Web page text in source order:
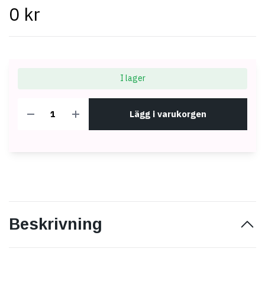
0 kr
I lager
Lägg i varukorgen
Beskrivning